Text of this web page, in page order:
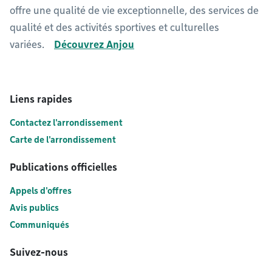
offre une qualité de vie exceptionnelle, des services de
qualité et des activités sportives et culturelles
variées.
Découvrez Anjou
Liens rapides
Contactez l'arrondissement
Carte de l'arrondissement
Publications officielles
Appels d'offres
Avis publics
Communiqués
Suivez-nous